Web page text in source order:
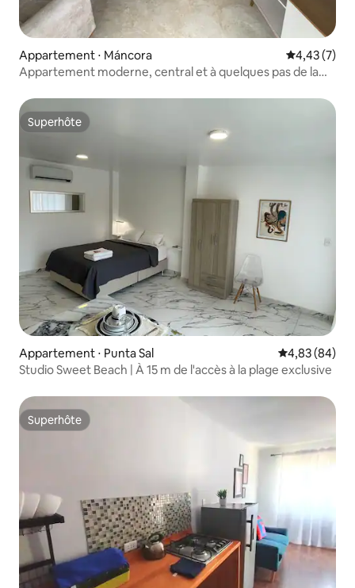
Appartement ⋅ Máncora Évaluation
4,43 (7)
Appartement moderne, central et à quelques pas de la
Superhôte
Superhôte
Appartement ⋅ Punta Sal Évaluation
4,83 (84)
Studio Sweet Beach | À 15 m de l'accès à la plage exclusive
Superhôte
Superhôte